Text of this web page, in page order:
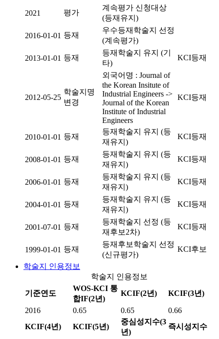
2021 평가
계속평가 신청대상
(등재유지)
2016-01-01 등재
우수등재학술지 선정
(계속평가)
2013-01-01 등재
등재학술지 유지 (기
타)
KCI등재
2012-05-25
학술지명
변경
외국어명 : Journal of
the Korean Insitute of
Industrial Engineers ->
Journal of the Korean
Institute of Industrial
Engineers
KCI등재
2010-01-01 등재
등재학술지 유지 (등
재유지)
KCI등재
2008-01-01 등재
등재학술지 유지 (등
재유지)
KCI등재
2006-01-01 등재
등재학술지 유지 (등
재유지)
KCI등재
2004-01-01 등재
등재학술지 유지 (등
재유지)
KCI등재
2001-07-01 등재
등재학술지 선정 (등
재후보2차)
KCI등재
1999-01-01 등재
등재후보학술지 선정
(신규평가)
KCI후보
학술지 인용정보
학술지 인용정보
기준연도
WOS-KCI 통
합IF(2년)
KCIF(2년) KCIF(3년)
2016 0.65 0.65
0.66
KCIF(4년)
KCIF(5년)
중심성지수(3
년)
즉시성지수